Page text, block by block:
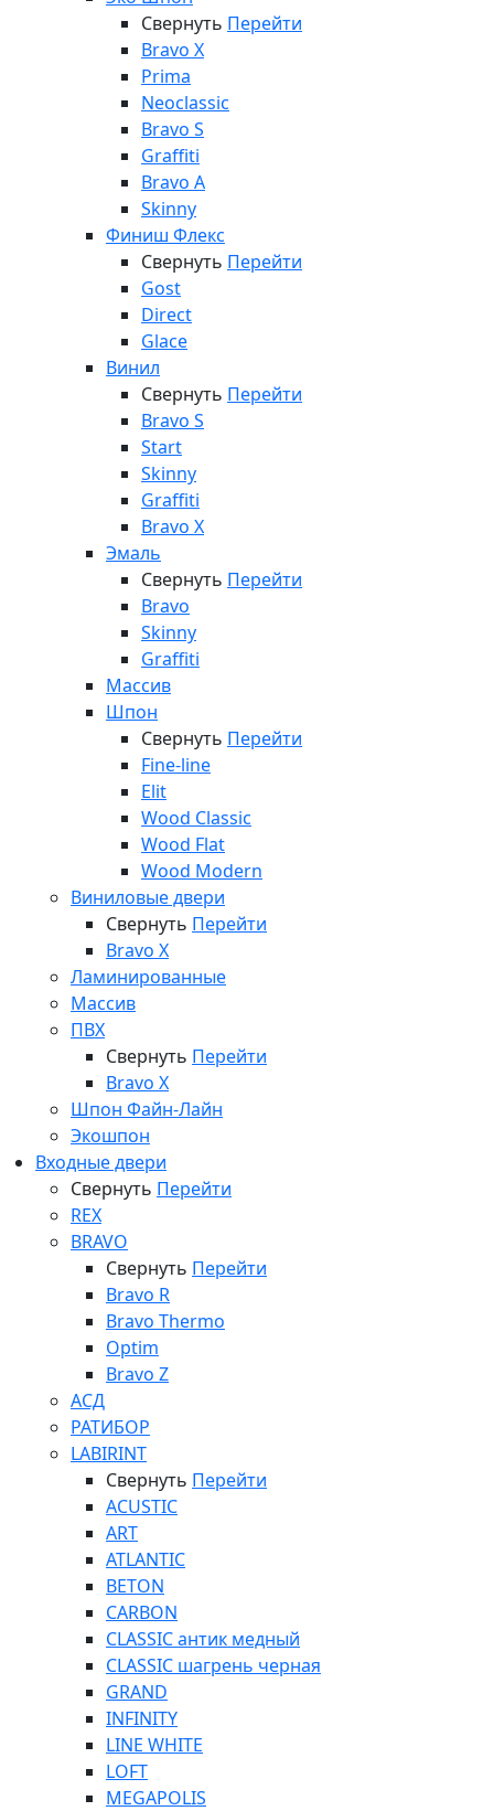
Свернуть Перейти
Bravo X
Prima
Neoclassic
Bravo S
Graffiti
Bravo A
Skinny
Финиш Флекс
Свернуть Перейти
Gost
Direct
Glace
Винил
Свернуть Перейти
Bravo S
Start
Skinny
Graffiti
Bravo X
Эмаль
Свернуть Перейти
Bravo
Skinny
Graffiti
Массив
Шпон
Свернуть Перейти
Fine-line
Elit
Wood Classic
Wood Flat
Wood Modern
Виниловые двери
Свернуть Перейти
Bravo X
Ламинированные
Массив
ПВХ
Свернуть Перейти
Bravo X
Шпон Файн-Лайн
Экошпон
Входные двери
Свернуть Перейти
REX
BRAVO
Свернуть Перейти
Bravo R
Bravo Thermo
Optim
Bravo Z
АСД
РАТИБОР
LABIRINT
Свернуть Перейти
ACUSTIC
ART
ATLANTIC
BETON
CARBON
CLASSIC антик медный
CLASSIC шагрень черная
GRAND
INFINITY
LINE WHITE
LOFT
MEGAPOLIS